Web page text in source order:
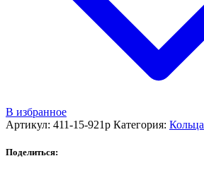
В избранное
Артикул: 411-15-921р Категория: Кольца
Поделиться: